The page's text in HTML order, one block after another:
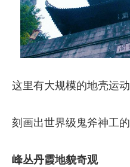
这里有大规模的地壳运动
刻画出世界级鬼斧神工的
峰丛丹霞地貌奇观